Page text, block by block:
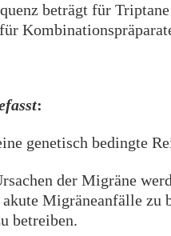
beträgt für
:
genetisch bedingte
der Migräne
Migräneanfälle zu
betreiben.